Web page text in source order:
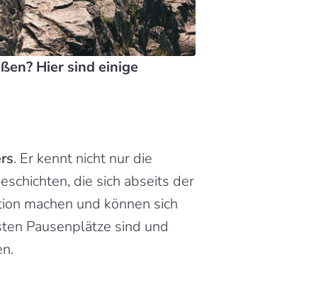
Hier sind einige
. Er kennt nicht nur die
die sich abseits der
machen und können sich
Pausenplätze sind und